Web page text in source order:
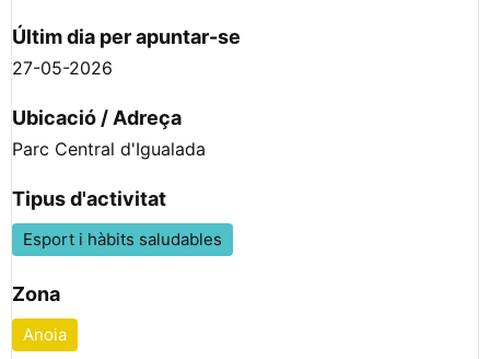
Últim dia per apuntar-se
27-05-2026
Ubicació / Adreça
Parc Central d'Igualada
Tipus d'activitat
Esport i hàbits saludables
Zona
Anoia